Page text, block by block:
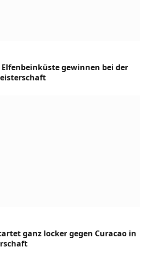
gewinnen bei der
ganz locker gegen Curacao in